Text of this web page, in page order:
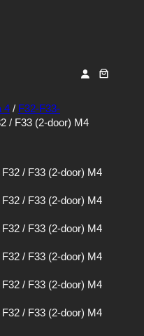
4 / F32-F33-
/ F33 (2-door) M4